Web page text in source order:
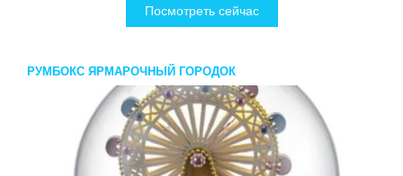
Посмотреть сейчас
РУМБОКС ЯРМАРОЧНЫЙ ГОРОДОК